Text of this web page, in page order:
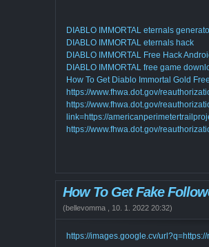
DIABLO IMMORTAL eternals
DIABLO IMMORTAL eternals hack
DIABLO IMMORTAL Free Hack
DIABLO IMMORTAL free game
How To Get Diablo Immortal Gold
https://www.fhwa.dot.gov/
https://www.fhwa.dot.gov/
link=https://
https://www.fhwa.dot.gov/
How To Get Fake
(bellevomma 10. 1. 2022 20:32)
https://images.google.cv/